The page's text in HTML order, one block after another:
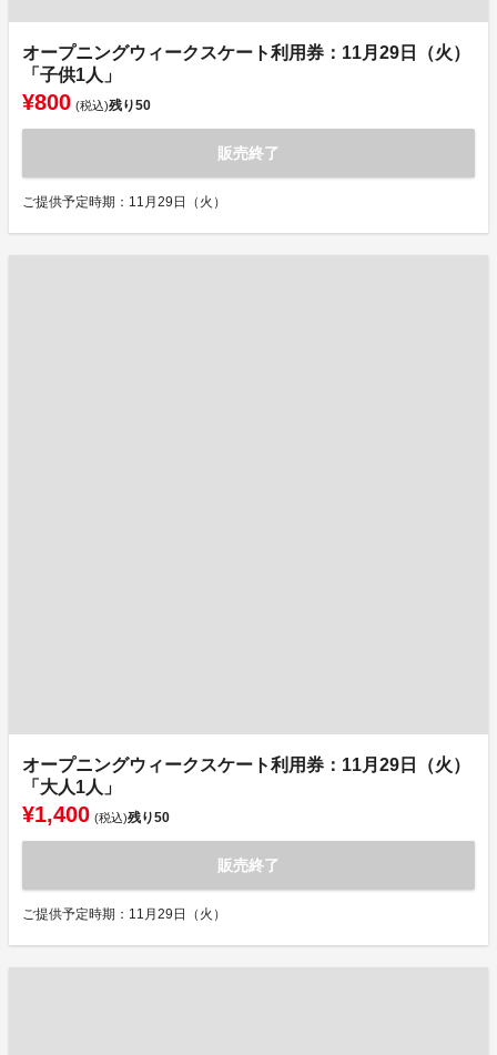
オープニングウィークスケート利用券：11月29日（火）
「子供1人」
¥800 (税込)残り50
販売終了
ご提供予定時期：11月29日（火）
オープニングウィークスケート利用券：11月29日（火）
「大人1人」
¥1,400 (税込)残り50
販売終了
ご提供予定時期：11月29日（火）